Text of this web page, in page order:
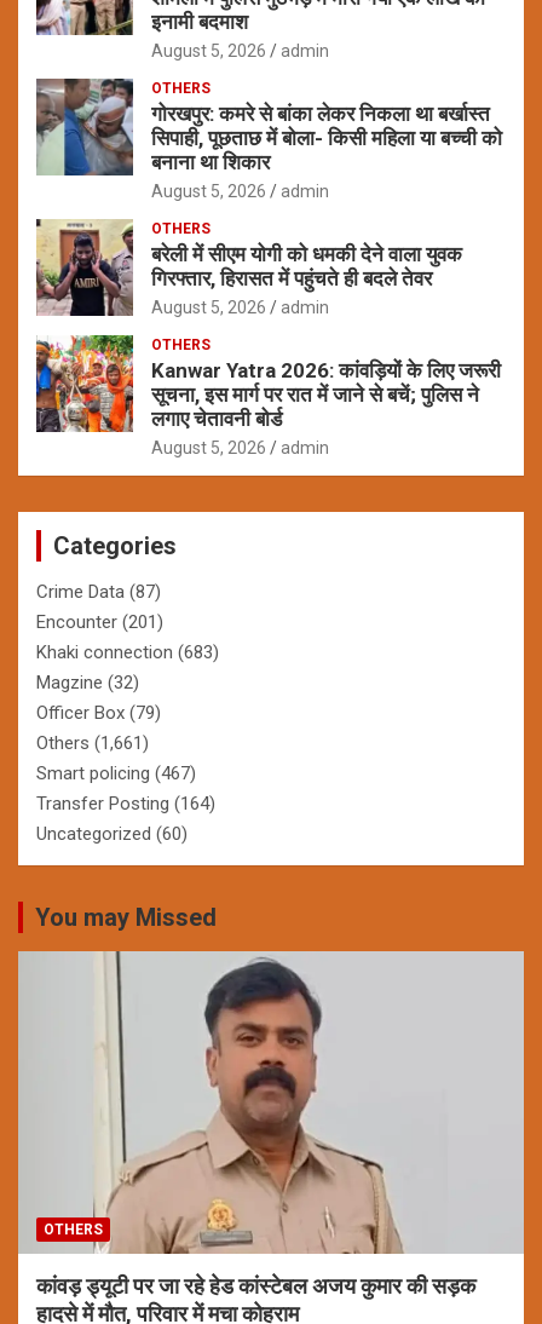
इनामी बदमाश
August 5, 2026 admin
OTHERS
गोरखपुर: कमरे से बांका लेकर निकला था बर्खास्त
सिपाही, पूछताछ में बोला- किसी महिला या बच्ची को
बनाना था शिकार
August 5, 2026 admin
OTHERS
बरेली में सीएम योगी को धमकी देने वाला युवक
गिरफ्तार, हिरासत में पहुंचते ही बदले तेवर
August 5, 2026 admin
OTHERS
Kanwar Yatra 2026: कांवड़ियों के लिए जरूरी
सूचना, इस मार्ग पर रात में जाने से बचें; पुलिस ने
लगाए चेतावनी बोर्ड
August 5, 2026 admin
Categories
Crime Data (87)
Encounter (201)
Khaki connection (683)
Magzine (32)
Officer Box (79)
Others (1,661)
Smart policing (467)
Transfer Posting (164)
Uncategorized (60)
You may Missed
OTHERS
कांवड़ ड्यूटी पर जा रहे हेड कांस्टेबल अजय कुमार की सड़क
हादसे में मौत, परिवार में मचा कोहराम